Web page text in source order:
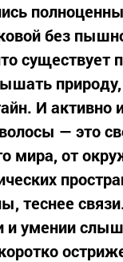
без
И активно
— это
мира, от
теснее
умении